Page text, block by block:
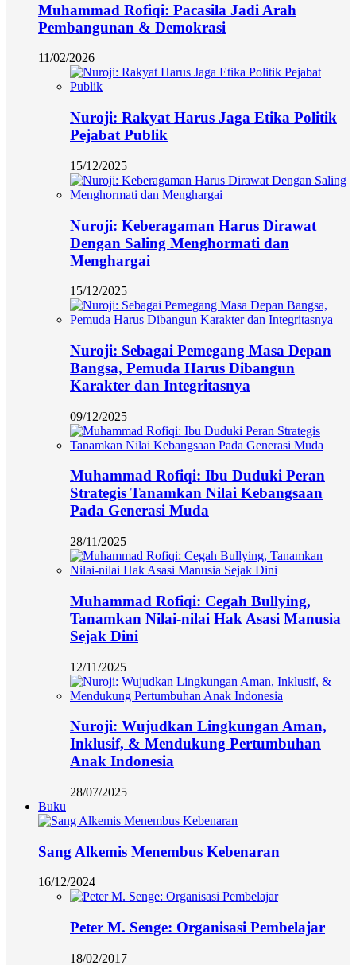
Muhammad Rofiqi: Pacasila Jadi Arah
Pembangunan & Demokrasi
11/02/2026
Nuroji: Rakyat Harus Jaga Etika Politik
Pejabat Publik
15/12/2025
Nuroji: Keberagaman Harus Dirawat
Dengan Saling Menghormati dan
Menghargai
15/12/2025
Nuroji: Sebagai Pemegang Masa Depan
Bangsa, Pemuda Harus Dibangun
Karakter dan Integritasnya
09/12/2025
Muhammad Rofiqi: Ibu Duduki Peran
Strategis Tanamkan Nilai Kebangsaan
Pada Generasi Muda
28/11/2025
Muhammad Rofiqi: Cegah Bullying,
Tanamkan Nilai-nilai Hak Asasi Manusia
Sejak Dini
12/11/2025
Nuroji: Wujudkan Lingkungan Aman,
Inklusif, & Mendukung Pertumbuhan
Anak Indonesia
28/07/2025
Buku
Sang Alkemis Menembus Kebenaran
16/12/2024
Peter M. Senge: Organisasi Pembelajar
18/02/2017